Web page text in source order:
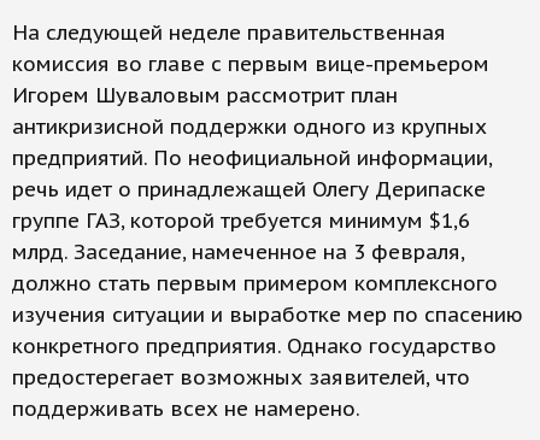
На следующей неделе правительственная
комиссия во главе с первым вице-премьером
Игорем Шуваловым рассмотрит план
антикризисной поддержки одного из крупных
предприятий. По неофициальной информации,
речь идет о принадлежащей Олегу Дерипаске
группе ГАЗ, которой требуется минимум $1,6
млрд. Заседание, намеченное на 3 февраля,
должно стать первым примером комплексного
изучения ситуации и выработке мер по спасению
конкретного предприятия. Однако государство
предостерегает возможных заявителей, что
поддерживать всех не намерено.